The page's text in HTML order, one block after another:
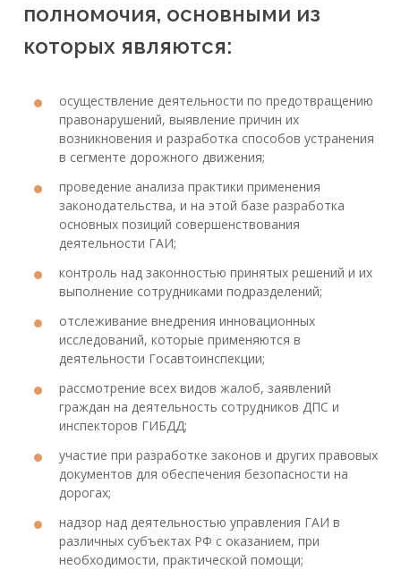
полномочия, основными из
которых являются:
осуществление деятельности по предотвращению
правонарушений, выявление причин их
возникновения и разработка способов устранения
в сегменте дорожного движения;
проведение анализа практики применения
законодательства, и на этой базе разработка
основных позиций совершенствования
деятельности ГАИ;
контроль над законностью принятых решений и их
выполнение сотрудниками подразделений;
отслеживание внедрения инновационных
исследований, которые применяются в
деятельности Госавтоинспекции;
рассмотрение всех видов жалоб, заявлений
граждан на деятельность сотрудников ДПС и
инспекторов ГИБДД;
участие при разработке законов и других правовых
документов для обеспечения безопасности на
дорогах;
надзор над деятельностью управления ГАИ в
различных субъектах РФ с оказанием, при
необходимости, практической помощи;